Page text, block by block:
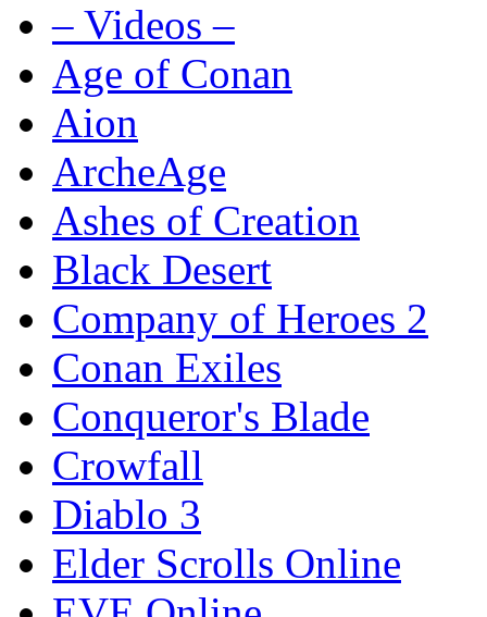
– Videos –
Age of Conan
Aion
ArcheAge
Ashes of Creation
Black Desert
Company of Heroes 2
Conan Exiles
Conqueror's Blade
Crowfall
Diablo 3
Elder Scrolls Online